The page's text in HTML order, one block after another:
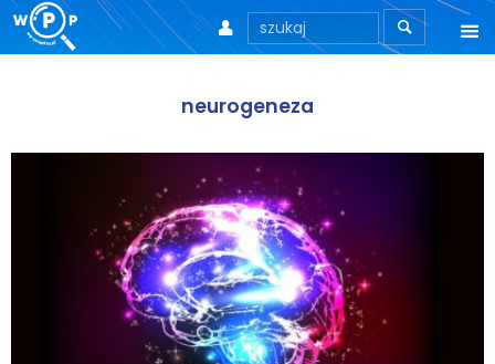

Motto
Aktualności
Teksty
Wprowadzenie
 
neurogeneza